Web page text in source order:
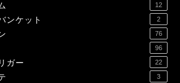
12
ンケット 2
76
96
ガー 22
3